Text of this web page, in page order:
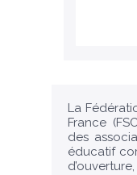
La
France
des
éducatif